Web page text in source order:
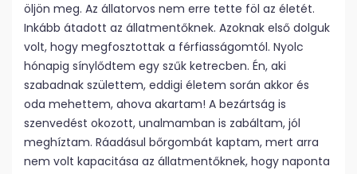
öljön meg. Az állatorvos nem erre tette föl az életét.
Inkább átadott az állatmentőknek. Azoknak első dolguk
volt, hogy megfosztottak a férfiasságomtól. Nyolc
hónapig sínylődtem egy szűk ketrecben. Én, aki
szabadnak születtem, eddigi életem során akkor és
oda mehettem, ahova akartam! A bezártság is
szenvedést okozott, unalmamban is zabáltam, jól
meghíztam. Ráadásul bőrgombát kaptam, mert arra
nem volt kapacitása az állatmentőknek, hogy naponta